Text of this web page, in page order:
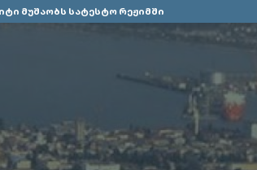
მუშაობს სატესტო რეჟიმში